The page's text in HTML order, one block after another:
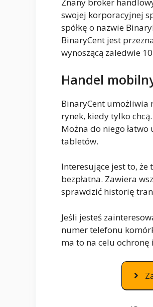
Znany broker
swojej korporacyjnej
spółkę o nazwie
BinaryCent jest
wynoszącą zaledwie
Handel
BinaryCent umożliwia
rynek, kiedy tylko
Można do niego
tabletów.
Interesujące jest to,
bezpłatna. Zawiera
sprawdzić historię
Jeśli jesteś
numer telefonu
ma to na celu